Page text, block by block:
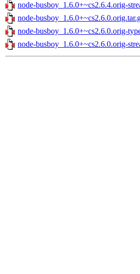
node-busboy_1.6.0+~cs2.6.4.orig-
node-
node-busboy_1.6.0+~cs2.6.0.orig-
node-busboy_1.6.0+~cs2.6.0.orig-